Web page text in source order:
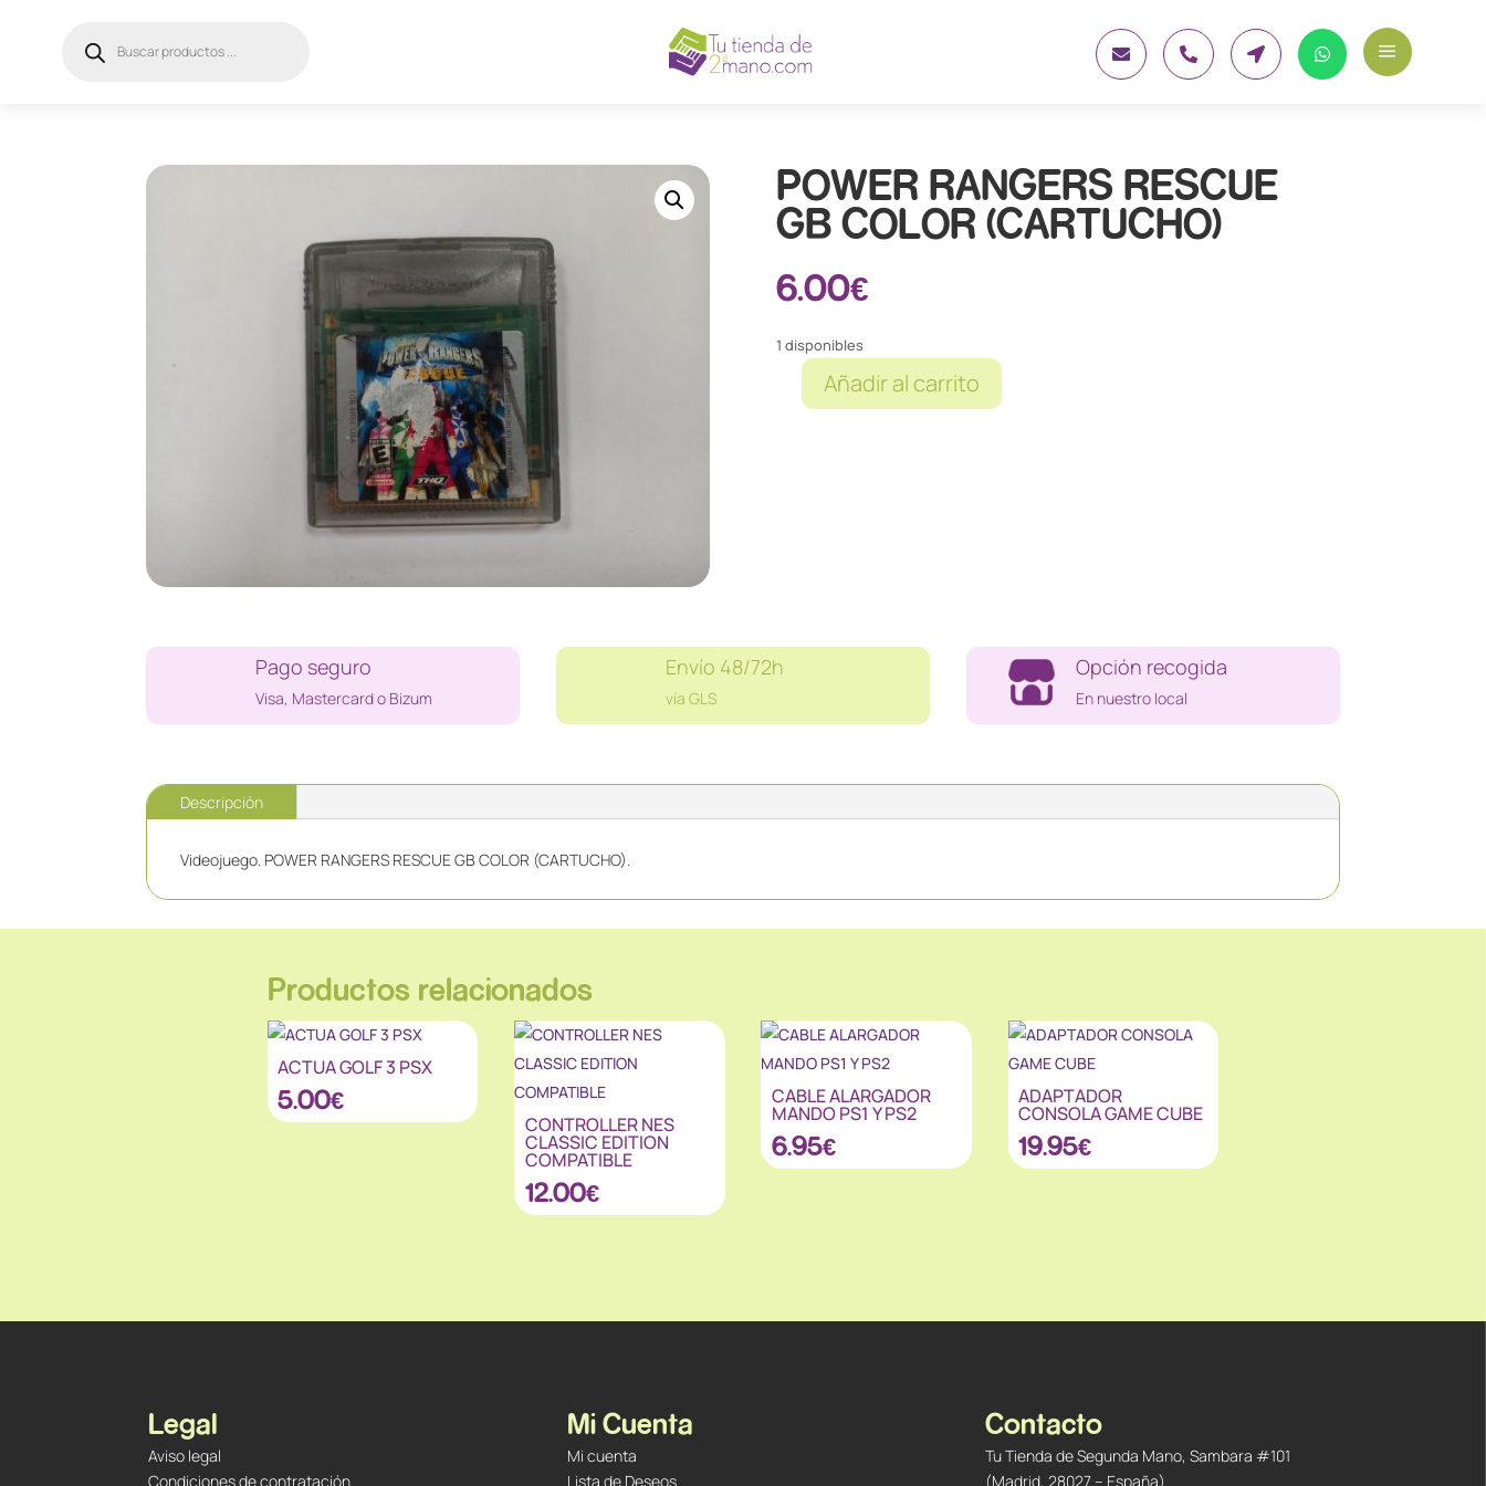
productos     a
POWER RANGERS RESCUE
GB COLOR (CARTUCHO)
6.00€
1 disponibles
POWERAñadir al carrito
Pago seguro
Visa, Mastercard o Bizum
Envío 48/72h
vía GLS
Opción recogida
En nuestro local
Descripción
Videojuego. POWER RANGERS RESCUE GB COLOR (CARTUCHO).
Productos relacionados
ACTUA GOLF 3 PSX
5.00€
CONTROLLER NES
CLASSIC EDITION
COMPATIBLE
12.00€
CABLE ALARGADOR
MANDO PS1 Y PS2
6.95€
ADAPTADOR
CONSOLA GAME CUBE
19.95€
Legal
Aviso legal
Condiciones de contratación
Mi Cuenta
Mi cuenta
Lista de Deseos
Contacto
Tu Tienda de Segunda Mano, Sambara #101
(Madrid, 28027 – España)